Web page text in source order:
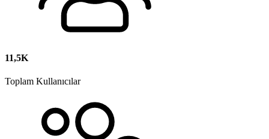
11,5K
Toplam Kullanıcılar